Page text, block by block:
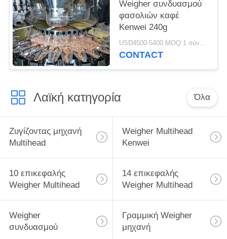
Weigher συνδυασμού
φασολιών καφέ
Kenwei 240g
USD4500-5400 MOQ:1 σύνολο
CONTACT
Λαϊκή κατηγορία Όλα
Ζυγίζοντας μηχανή
Multihead
Weigher Multihead
Kenwei
10 επικεφαλής
Weigher Multihead
14 επικεφαλής
Weigher Multihead
Weigher
συνδυασμού
Γραμμική Weigher
μηχανή